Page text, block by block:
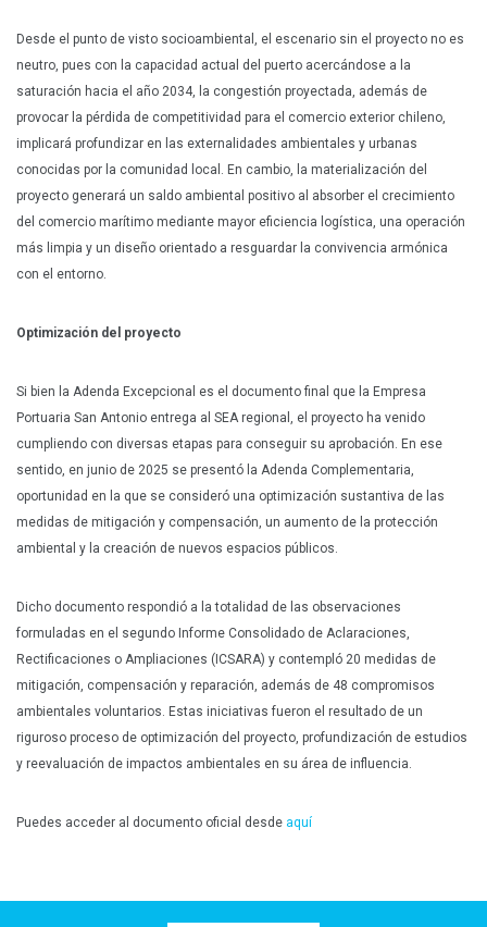
Desde el punto de visto socioambiental, el escenario sin el proyecto no es
neutro, pues con la capacidad actual del puerto acercándose a la
saturación hacia el año 2034, la congestión proyectada, además de
provocar la pérdida de competitividad para el comercio exterior chileno,
implicará profundizar en las externalidades ambientales y urbanas
conocidas por la comunidad local. En cambio, la materialización del
proyecto generará un saldo ambiental positivo al absorber el crecimiento
del comercio marítimo mediante mayor eficiencia logística, una operación
más limpia y un diseño orientado a resguardar la convivencia armónica
con el entorno.
Optimización del proyecto
Si bien la Adenda Excepcional es el documento final que la Empresa
Portuaria San Antonio entrega al SEA regional, el proyecto ha venido
cumpliendo con diversas etapas para conseguir su aprobación. En ese
sentido, en junio de 2025 se presentó la Adenda Complementaria,
oportunidad en la que se consideró una optimización sustantiva de las
medidas de mitigación y compensación, un aumento de la protección
ambiental y la creación de nuevos espacios públicos.
Dicho documento respondió a la totalidad de las observaciones
formuladas en el segundo Informe Consolidado de Aclaraciones,
Rectificaciones o Ampliaciones (ICSARA) y contempló 20 medidas de
mitigación, compensación y reparación, además de 48 compromisos
ambientales voluntarios. Estas iniciativas fueron el resultado de un
riguroso proceso de optimización del proyecto, profundización de estudios
y reevaluación de impactos ambientales en su área de influencia.
Puedes acceder al documento oficial desde aquí